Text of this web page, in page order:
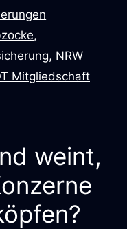
,
, NRW
Mitgliedschaft
weint,